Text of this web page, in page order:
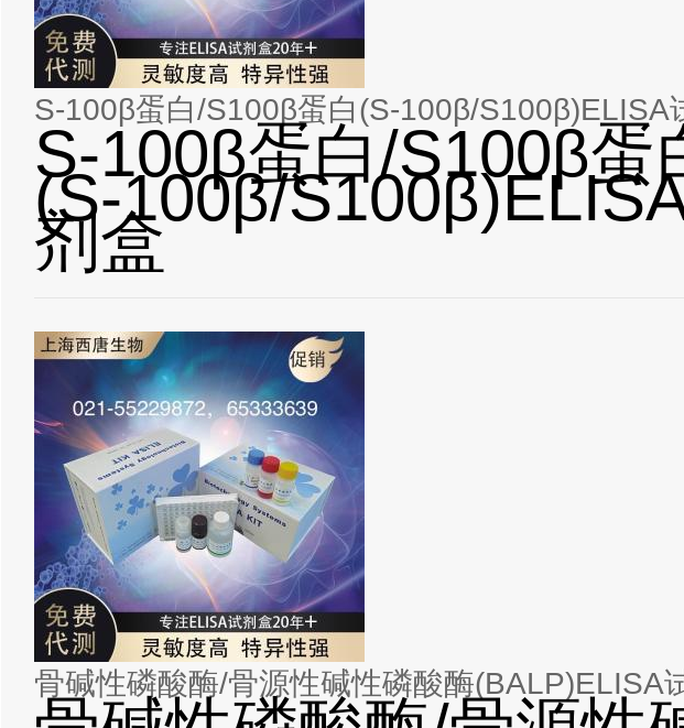
S-100β蛋白/S100β蛋白(S-100β/S100β)ELISA
S-100β蛋白/S100β蛋
(S-100β/
剂盒
骨碱性磷酸酶/骨源性碱性磷酸酶(BALP)ELISA